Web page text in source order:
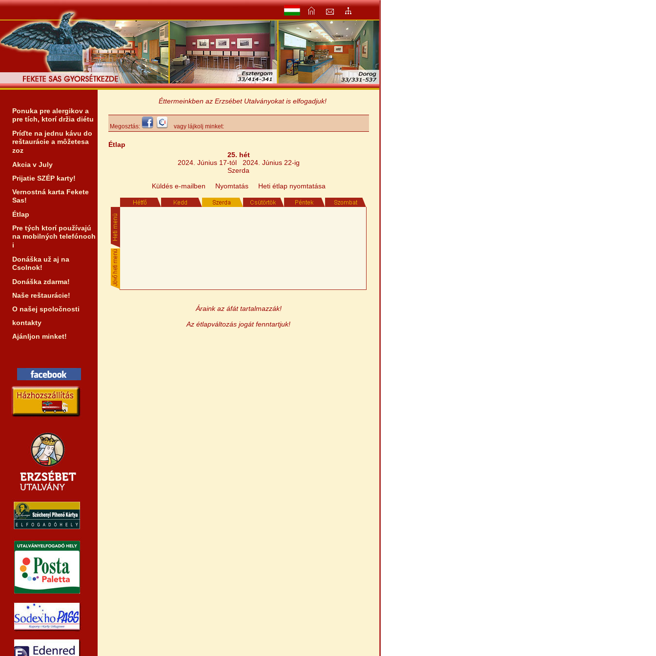
Ponuka pre alergikov a
pre tích, ktorí držia diétu
Príďte na jednu kávu do
reštaurácie a môžetesa
zoz
Akcia v July
Prijatie SZÉP karty!
Vernostná karta Fekete
Sas!
Étlap
Pre tých ktorí používajú
na mobilných telefónoch
i
Donáška už aj na
Csolnok!
Donáška zdarma!
Naše reštaurácie!
O našej spoločnosti
kontakty
Ajánljon minket!
Éttermeinkben az Erzsébet Utalványokat is elfogadjuk!
Megosztás: vagy lájkolj minket:
Étlap
25. hét
2024. Június 17-tól 2024. Június 22-ig
Szerda
Küldés e-mailben
Nyomtatás Heti étlap nyomtatása
Áraink az áfát tartalmazzák!
Az étlapváltozás jogát fenntartjuk!